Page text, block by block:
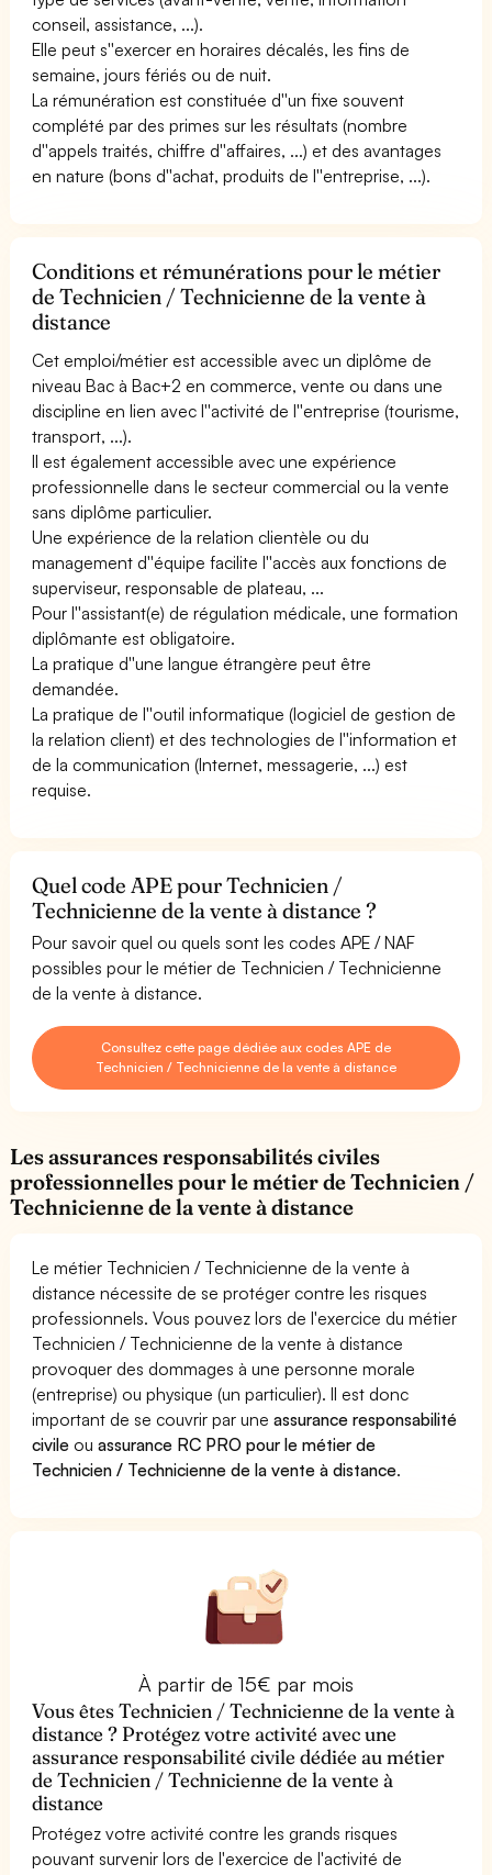
conseil, assistance, ...).
Elle peut s''exercer en horaires décalés, les fins de
semaine, jours fériés ou de nuit.
La rémunération est constituée d''un fixe souvent
complété par des primes sur les résultats (nombre
d''appels traités, chiffre d''affaires, ...) et des avantages
en nature (bons d''achat, produits de l''entreprise, ...).
Conditions et rémunérations pour le métier
de Technicien / Technicienne de la vente à
distance
Cet emploi/métier est accessible avec un diplôme de
niveau Bac à Bac+2 en commerce, vente ou dans une
discipline en lien avec l''activité de l''entreprise (tourisme,
transport, ...).
Il est également accessible avec une expérience
professionnelle dans le secteur commercial ou la vente
sans diplôme particulier.
Une expérience de la relation clientèle ou du
management d''équipe facilite l''accès aux fonctions de
superviseur, responsable de plateau, ...
Pour l''assistant(e) de régulation médicale, une formation
diplômante est obligatoire.
La pratique d''une langue étrangère peut être
demandée.
La pratique de l''outil informatique (logiciel de gestion de
la relation client) et des technologies de l''information et
de la communication (Internet, messagerie, ...) est
requise.
Quel code APE pour Technicien /
Technicienne de la vente à distance ?
Pour savoir quel ou quels sont les codes APE / NAF
possibles pour le métier de Technicien / Technicienne
de la vente à distance.
Consultez cette page dédiée aux codes APE de
Technicien / Technicienne de la vente à distance
Les assurances responsabilités civiles
professionnelles pour le métier de Technicien /
Technicienne de la vente à distance
Le métier Technicien / Technicienne de la vente à
distance nécessite de se protéger contre les risques
professionnels. Vous pouvez lors de l'exercice du métier
Technicien / Technicienne de la vente à distance
provoquer des dommages à une personne morale
(entreprise) ou physique (un particulier). Il est donc
important de se couvrir par uneassurance responsabilité
civile ouassurance RC PRO pour le métier de
Technicien / Technicienne de la vente à distance.
À partir de 15€ par mois
Vous êtes Technicien / Technicienne de la vente à
distance ? Protégez votre activité avec une
assurance responsabilité civile dédiée au métier
de Technicien / Technicienne de la vente à
distance
Protégez votre activité contre les grands risques
pouvant survenir lors de l'exercice de l'activité de